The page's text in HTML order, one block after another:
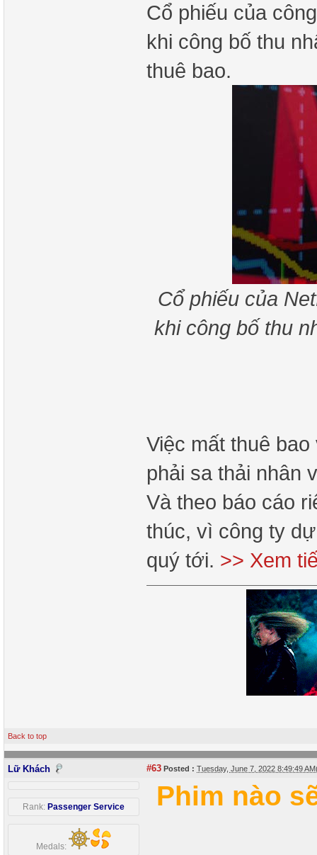
Cổ phiếu của
khi công bố thu
thuê bao.
Cổ phiếu của
khi công bố thu
Việc mất thuê
phải sa thải nhân
Và theo báo cáo
thúc, vì công ty
quý tới. >> Xem
Back to top
Lữ Khách #63 Posted : Tuesday, June 7, 2022 8:49:49
Rank: Passenger Service
Medals:
Phim nào